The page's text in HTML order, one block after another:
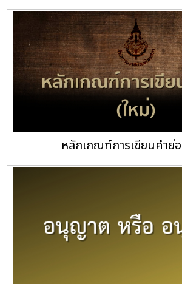
หลักเกณฑ์การเขียนคำย่